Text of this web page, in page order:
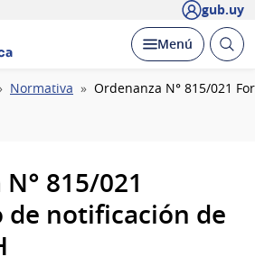
gub.uy
Desplegar
Menú Abrir
Normativa Ordenanza N° 815/021
815/021
de notificación de